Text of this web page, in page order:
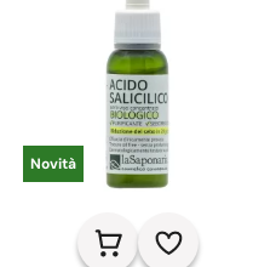
Novità